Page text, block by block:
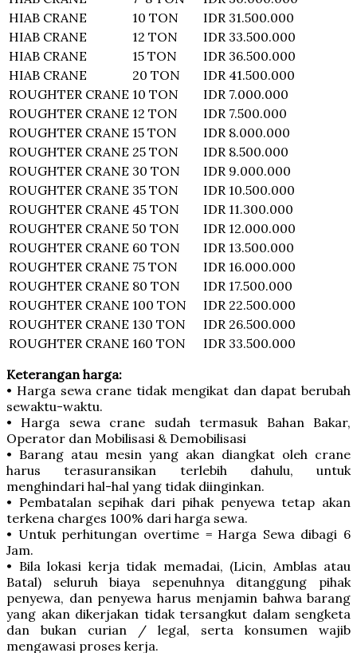
HIAB CRANE
10 TON
IDR 31.500.000
HIAB CRANE
12 TON
IDR 33.500.000
HIAB CRANE
15 TON
IDR 36.500.000
HIAB CRANE
20 TON
IDR 41.500.000
ROUGHTER CRANE 10 TON
IDR 7.000.000
ROUGHTER CRANE 12 TON
IDR 7.500.000
ROUGHTER CRANE 15 TON
IDR 8.000.000
ROUGHTER CRANE 25 TON
IDR 8.500.000
ROUGHTER CRANE 30 TON
IDR 9.000.000
ROUGHTER CRANE 35 TON
IDR 10.500.000
ROUGHTER CRANE 45 TON
IDR 11.300.000
ROUGHTER CRANE 50 TON
IDR 12.000.000
ROUGHTER CRANE 60 TON
IDR 13.500.000
ROUGHTER CRANE 75 TON
IDR 16.000.000
ROUGHTER CRANE 80 TON
IDR 17.500.000
ROUGHTER CRANE 100 TON
IDR 22.500.000
ROUGHTER CRANE 130 TON
IDR 26.500.000
ROUGHTER CRANE 160 TON
IDR 33.500.000
Keterangan harga:
• Harga sewa crane tidak mengikat dan dapat berubah
sewaktu-waktu.
• Harga sewa crane sudah termasuk Bahan Bakar,
Operator dan Mobilisasi & Demobilisasi
• Barang atau mesin yang akan diangkat oleh crane
harus terasuransikan terlebih dahulu, untuk
menghindari hal-hal yang tidak diinginkan.
• Pembatalan sepihak dari pihak penyewa tetap akan
terkena charges 100% dari harga sewa.
• Untuk perhitungan overtime = Harga Sewa dibagi 6
Jam.
• Bila lokasi kerja tidak memadai, (Licin, Amblas atau
Batal) seluruh biaya sepenuhnya ditanggung pihak
penyewa, dan penyewa harus menjamin bahwa barang
yang akan dikerjakan tidak tersangkut dalam sengketa
dan bukan curian / legal, serta konsumen wajib
mengawasi proses kerja.